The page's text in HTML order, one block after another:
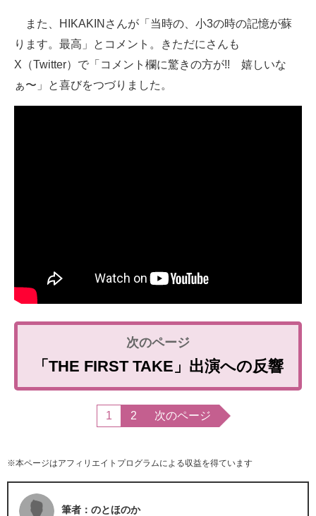
また、HIKAKINさんが「当時の、小3の時の記憶が蘇
ります。最高」とコメント。きただにさんも
X（Twitter）で「コメント欄に驚きの方が!! 嬉しいな
ぁ〜」と喜びをつづりました。
「THE FIRST TAKE」出演への反響
1 2 次のページ
※本ページはアフィリエイトプログラムによる収益を得ています
筆者：のとほのか